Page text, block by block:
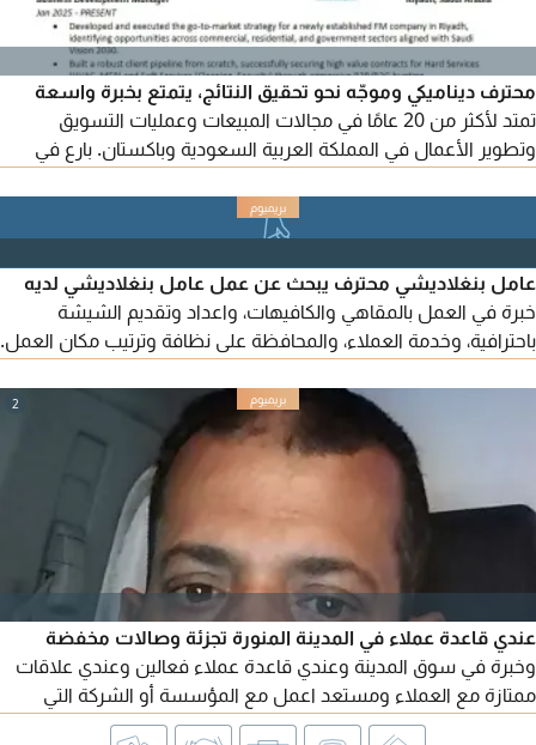
محترف ديناميكي وموجّه نحو تحقيق النتائج، يتمتع بخبرة واسعة
تمتد لأكثر من 20 عامًا في مجالات المبيعات وعمليات التسويق
وتطوير الأعمال في المملكة العربية السعودية وباكستان. بارع في
سيما في الإمارات العربية المتحدة والمملكة العربية السعودية. نجاحات
مثبتة في تعزيز نمو الإيرادات، وتبسيط العمليات، وتحسين الأداء
التنظيمي.
عامل بنغلاديشي محترف يبحث عن عمل عامل بنغلاديشي لديه
خبرة في العمل بالمقاهي والكافيهات، واعداد وتقديم الشيشة
باحترافية، وخدمة العملاء، والمحافظة على نظافة وترتيب مكان العمل.
يتميز بالأمانة، والانضباط، وحسن التعامل، وسرعة التعلم، وجاهز
للعمل فورا. للتواصل والاستفسار يرجى الاتصال أو التواصل عبر
2
عندي قاعدة عملاء في المدينة المنورة تجزئة وصالات مخفضة
وخبرة في سوق المدينة وعندي قاعدة عملاء فعالين وعندي علاقات
ممتازة مع العملاء ومستعد اعمل مع المؤسسة أو الشركة التي
اعمل عندهم في زيادات المبيعات والتحصيل والتزام بخطوط السير